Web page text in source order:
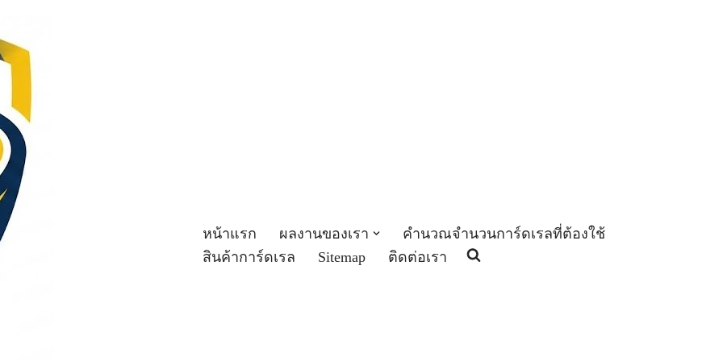
หน้าแรก ผลงานของเรา
คำนวณจำนวนการ์ดเรลที่ต้องใช้
สินค้าการ์ดเรล
Sitemap ติดต่อเรา